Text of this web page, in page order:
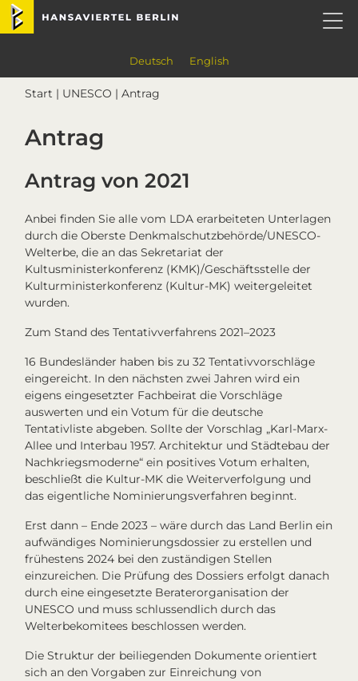
Skip
Skip
Skip
Skip
Deutsch English
Start | UNESCO | Antrag
Antrag
Antrag von 2021
Anbei finden Sie alle vom LDA erarbeiteten Unterlagen
durch die Oberste Denkmalschutzbehörde/UNESCO-
Welterbe, die an das Sekretariat der
Kultusministerkonferenz (KMK)/Geschäftsstelle der
Kulturministerkonferenz (Kultur-MK) weitergeleitet
wurden.
Zum Stand des Tentativverfahrens 2021–2023
16 Bundesländer haben bis zu 32 Tentativvorschläge
eingereicht. In den nächsten zwei Jahren wird ein
eigens eingesetzter Fachbeirat die Vorschläge
auswerten und ein Votum für die deutsche
Tentativliste abgeben. Sollte der Vorschlag „Karl-Marx-
Allee und Interbau 1957. Architektur und Städtebau der
Nachkriegsmoderne“ ein positives Votum erhalten,
beschließt die Kultur-MK die Weiterverfolgung und
das eigentliche Nominierungsverfahren beginnt.
Erst dann – Ende 2023 – wäre durch das Land Berlin ein
aufwändiges Nominierungsdossier zu erstellen und
frühestens 2024 bei den zuständigen Stellen
einzureichen. Die Prüfung des Dossiers erfolgt danach
durch eine eingesetzte Beraterorganisation der
UNESCO und muss schlussendlich durch das
Welterbekomitees beschlossen werden.
Die Struktur der beiliegenden Dokumente orientiert
sich an den Vorgaben zur Einreichung von